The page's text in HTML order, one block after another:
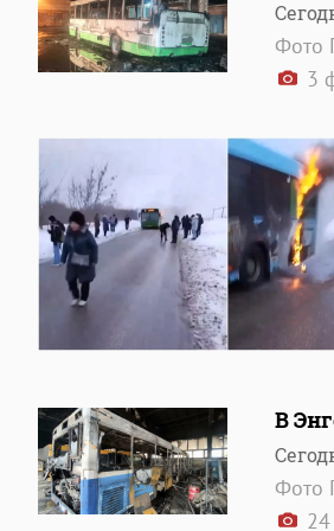
Фото
3
В
Фото